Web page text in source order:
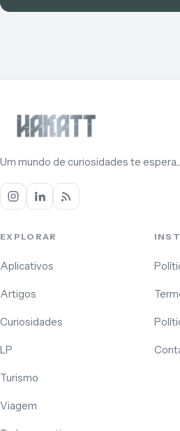
Um mundo de curiosidades te espera...
EXPLORAR
Aplicativos
Artigos
Curiosidades
LP
Turismo
Viagem